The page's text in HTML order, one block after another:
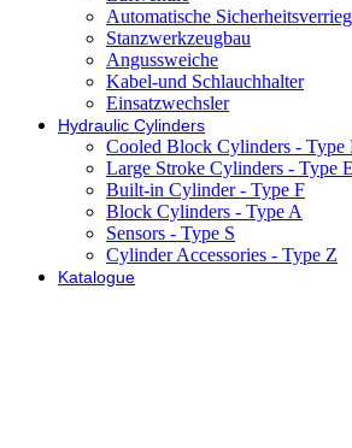
Automatische
Stanzwerkzeugbau
Angussweiche
Kabel-und Schlauchhalter
Einsatzwechsler
Hydraulic Cylinders
Cooled Block Cylinders - Type
Large Stroke Cylinders - Type E
Built-in Cylinder - Type F
Block Cylinders - Type A
Sensors - Type S
Cylinder Accessories - Type Z
Katalogue